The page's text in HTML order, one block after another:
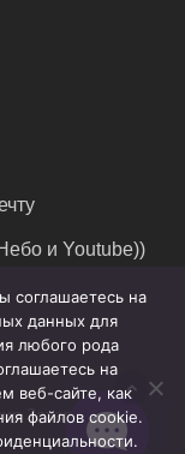
и Youtube))
Захаров. Все
соглашаетесь на
данных для
любого рода
на
веб-сайте, как
файлов cookie.